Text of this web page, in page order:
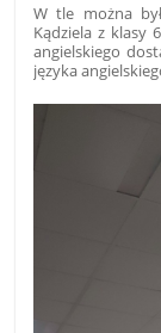
W tle można
Kądziela z klasy
angielskiego
języka